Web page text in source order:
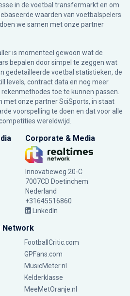
in de voetbal transfermarkt en om
waarden van voetbalspelers
we samen met onze partner
is momenteel gewoon wat de
bepalen door simpel te zeggen wat
gedetailleerde voetbal statistieken, de
levels, contract data en nog meer
toe te kunnen passen.
met onze partner SciSports, in staat
voorspelling te doen en dat voor alle
wereldwijd.
Corporate & Media
Innovatieweg 20-C
7007CD Doetinchem
Nederland
+31645516860
LinkedIn
Network
FootballCritic.com
GPFans.com
MusicMeter.nl
Kelderklasse
MeeMetOranje.nl